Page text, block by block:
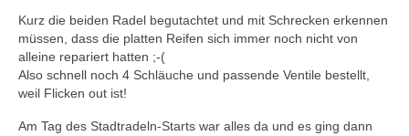
Kurz die beiden Radel begutachtet und mit Schrecken erkennen
müssen, dass die platten Reifen sich immer noch nicht von
alleine repariert hatten ;-(
Also schnell noch 4 Schläuche und passende Ventile bestellt,
weil Flicken out ist!
Am Tag des Stadtradeln-Starts war alles da und es ging dann